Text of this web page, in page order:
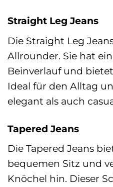
Straight Leg Jeans
Die Straight Leg
Allrounder. Sie hat
Beinverlauf und
Ideal für den Alltag
elegant als auch
Tapered Jeans
Die Tapered Jeans
bequemen Sitz und
Knöchel hin. Dieser